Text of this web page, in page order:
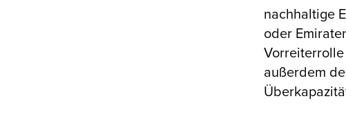
nachhaltige
oder
außerdem